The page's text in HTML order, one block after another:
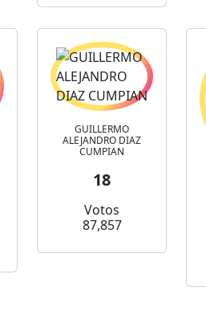
GUILLERMO
ALEJANDRO DIAZ
CUMPIAN
18
Votos
87,857